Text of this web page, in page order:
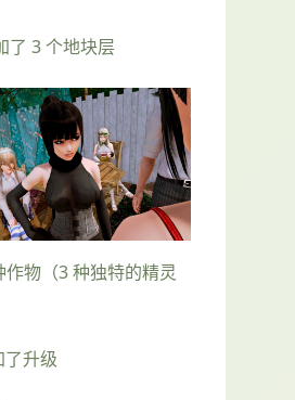
了 3 个地块层
作物（3 种独特的精灵
了升级